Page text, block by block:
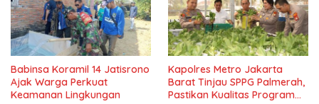
Babinsa Koramil 14 Jatisrono
Ajak Warga Perkuat
Keamanan Lingkungan
Kapolres Metro Jakarta
Barat Tinjau SPPG Palmerah,
Pastikan Kualitas Program